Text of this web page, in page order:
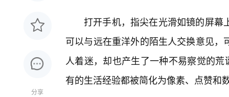
分享
打开手机，指尖在光滑如镜的屏幕
可以与远在重洋外的陌生人交换意见
人着迷，却也产生了一种不易察觉的
有的生活经验都被简化为像素、点赞和